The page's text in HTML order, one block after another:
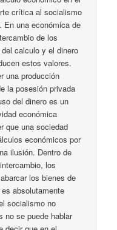
crítica al socialismo
En una económica de
de los
calculo y el dinero
estos valores.
una producción
la posesión privada
del dinero es un
económica
que una sociedad
económicos por
ilusión. Dentro de
los
los bienes de
absolutamente
socialismo no
no se puede hablar